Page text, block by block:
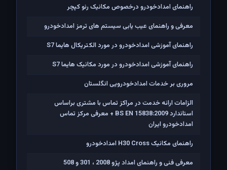
راهنمای امدادخودرو درخصوص مکانیک رنو کپچر
معرفی و راهنمای عیب یابی سیستم های ترمز امدادخودرو
راهنمای آموزشی امدادخودرو در مورد الکتریکال هایما S7
راهنمای آموزشی امدادخودرو در مورد مکانیک هایما S7
مروری بر خدمات امدادخودرویی انگلستان
الزامات ارائه خدمت در مراکز تماس با مشتری براساس
استاندارد BS EN 15838:2009 + معرفی مرکز تماس
امدادخودرو ایران
راهنمای مکانیک H30 Cross امدادخودرو
معرفی فنی و راهنمای امداد پژو 2008 ، 301 و 508